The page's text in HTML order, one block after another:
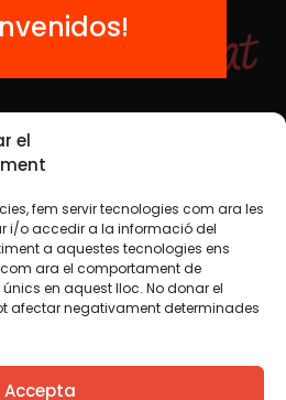
el
fem servir tecnologies com ara les
i/o accedir a la informació del
a aquestes tecnologies ens
ara el comportament de
en aquest lloc. No donar el
afectar negativament determinades
Accepta
IN
cookies
debe compartirse. Por eso
Commons, salvo que en